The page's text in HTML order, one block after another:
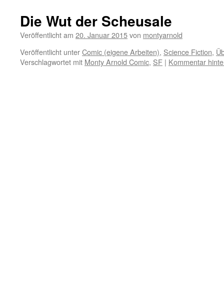
Die Wut der Scheusale
Veröffentlicht am 20. Januar 2015von montyarnold
Veröffentlicht unterComic (eigene Arbeiten), Science Fiction,
Verschlagwortet mit Monty Arnold Comic, SF | Kommentar